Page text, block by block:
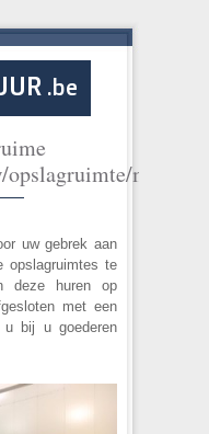
.be
uw gebrek aan
opslagruimtes te
deze huren op
met een
u bij u goederen